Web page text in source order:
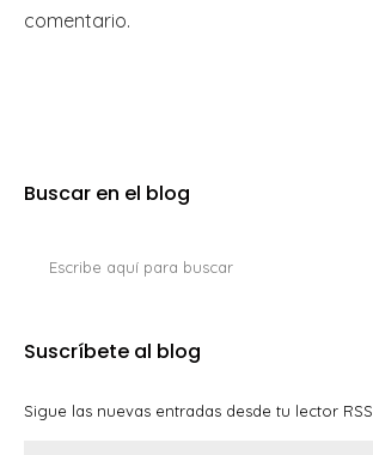
comentario.
Buscar en el blog
Suscríbete al blog
Sigue las nuevas entradas desde tu lector RSS.